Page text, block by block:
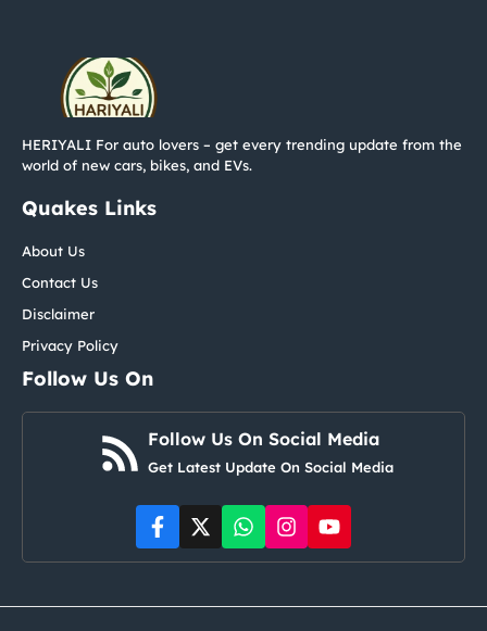
HERIYALI For auto lovers – get every trending update from the
world of new cars, bikes, and EVs.
Quakes Links
About Us
Contact Us
Disclaimer
Privacy Policy
Follow Us On
Follow Us On Social Media
Get Latest Update On Social Media